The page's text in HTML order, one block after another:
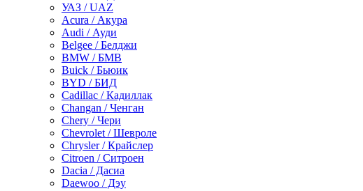
УАЗ / UAZ
Acura / Акура
Audi / Ауди
Belgee / Белджи
BMW / БМВ
Buick / Бьюик
BYD / БИД
Cadillac / Кадиллак
Changan / Ченган
Chery / Чери
Chevrolet / Шевроле
Chrysler / Крайслер
Citroen / Ситроен
Dacia / Дасиа
Daewoo / Дэу